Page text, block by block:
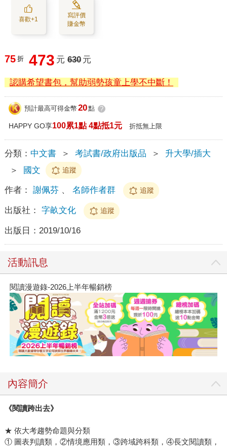
喜歡+1
寫評價
賺金幣
75 折 473 元 630 元
認購希望書包，幫助弱勢孩童上學不中斷！
預計最高可得金幣 20點 ?
HAPPY GO享100累1點 4點抵1元 折抵無上限
分類： 中文書 ＞ 考試書/政府出版品 ＞
升大學/插大
＞
國文 追蹤
作者： 謝佩芬 、 名師作者群 追蹤
出版社： 字畝文化 追蹤
出版日： 2019/10/16
活動訊息
閱讀漫遊錄-2026上半年暢銷榜
內容簡介
《閱讀跨出去》
★ 依大考趨勢命題與分類
① 圖表判讀類，②情境應用類，③跨域跨科類，④長文閱讀類，